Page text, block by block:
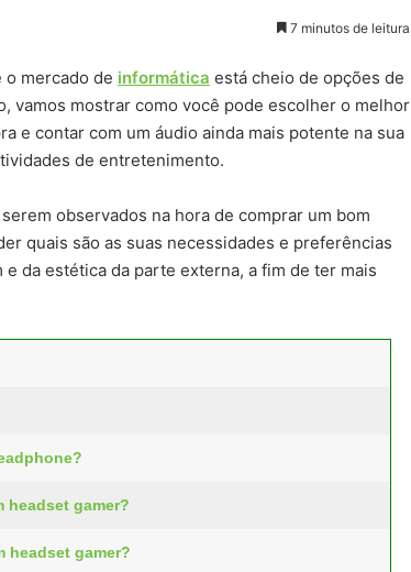
7 minutos de leitura
mercado de informática está cheio de opções de
vamos mostrar como você pode escolher o melhor
e contar com um áudio ainda mais potente na sua
de entretenimento.
observados na hora de comprar um bom
quais são as suas necessidades e preferências
da estética da parte externa, a fim de ter mais
headset gamer?
headset gamer?